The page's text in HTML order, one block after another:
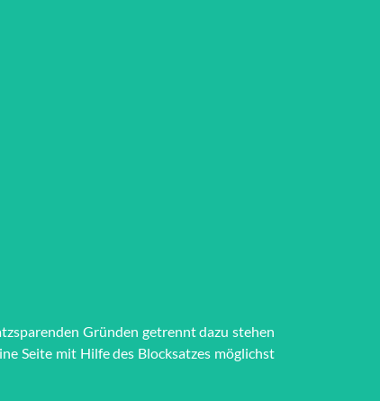
Grün­den getrennt dazu stehen
Seite mit Hilfe des Block­satzes möglichst